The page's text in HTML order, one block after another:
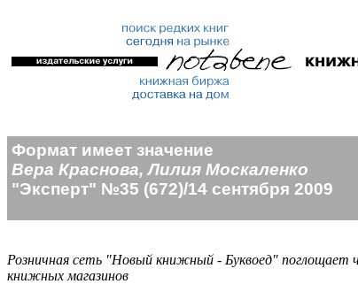
Формат имеет значение
Вера Краснова, Лилия Москаленко
"Эксперт" №35 (672)/14 сентября 2009
Розничная сеть "Новый книжный - Буквоед" поглощает
книжных магазинов